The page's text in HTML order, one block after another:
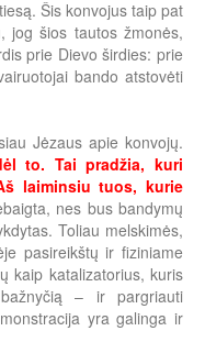
Šis konvojus taip pat
jog šios tautos žmonės,
prie Dievo širdies: prie
bando atstovėti
Jėzaus apie konvojų.
to. Tai pradžia, kuri
laiminsiu tuos, kurie
nes bus bandymų
Toliau melskimės,
pasireikštų ir fiziniame
kaip katalizatorius, kuris
– ir pargriauti
yra galinga ir